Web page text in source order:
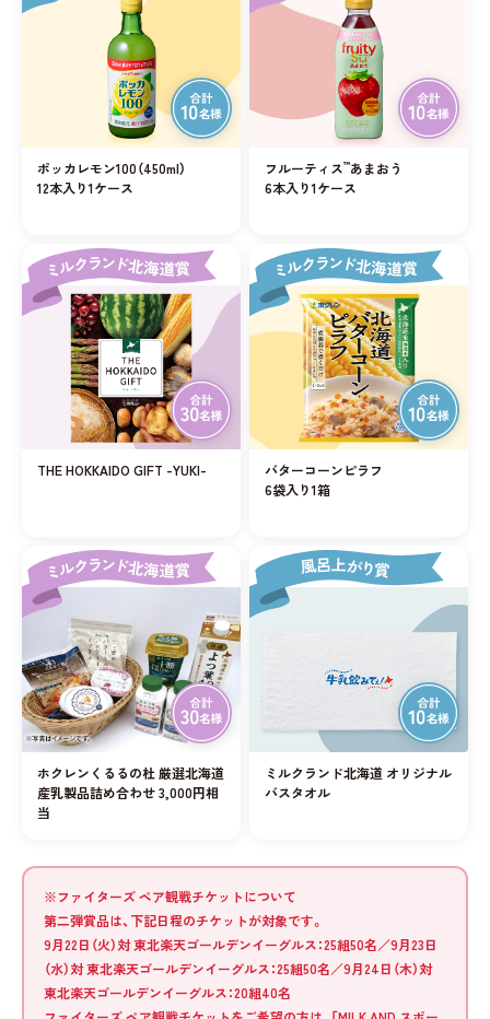
ポッカレモン100（450ml）
12本入り1ケース
フルーティス™あまおう
6本入り1ケース
THE HOKKAIDO GIFT -YUKI-
バターコーンピラフ
6袋入り1箱
ホクレンくるるの杜 厳選北海道
産乳製品詰め合わせ 3,000円相
当
ミルクランド北海道 オリジナル
バスタオル
※ファイターズ ペア観戦チケットについて
第二弾賞品は、下記日程のチケットが対象です。
9月22日（火）対 東北楽天ゴールデンイーグルス：25組50名／9月23日
（水）対 東北楽天ゴールデンイーグルス：25組50名／9月24日（木）対
東北楽天ゴールデンイーグルス：20組40名